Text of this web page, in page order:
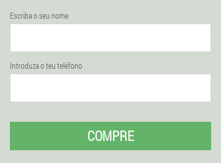
Escriba o seu nome
Introduza o teu teléfono
COMPRE